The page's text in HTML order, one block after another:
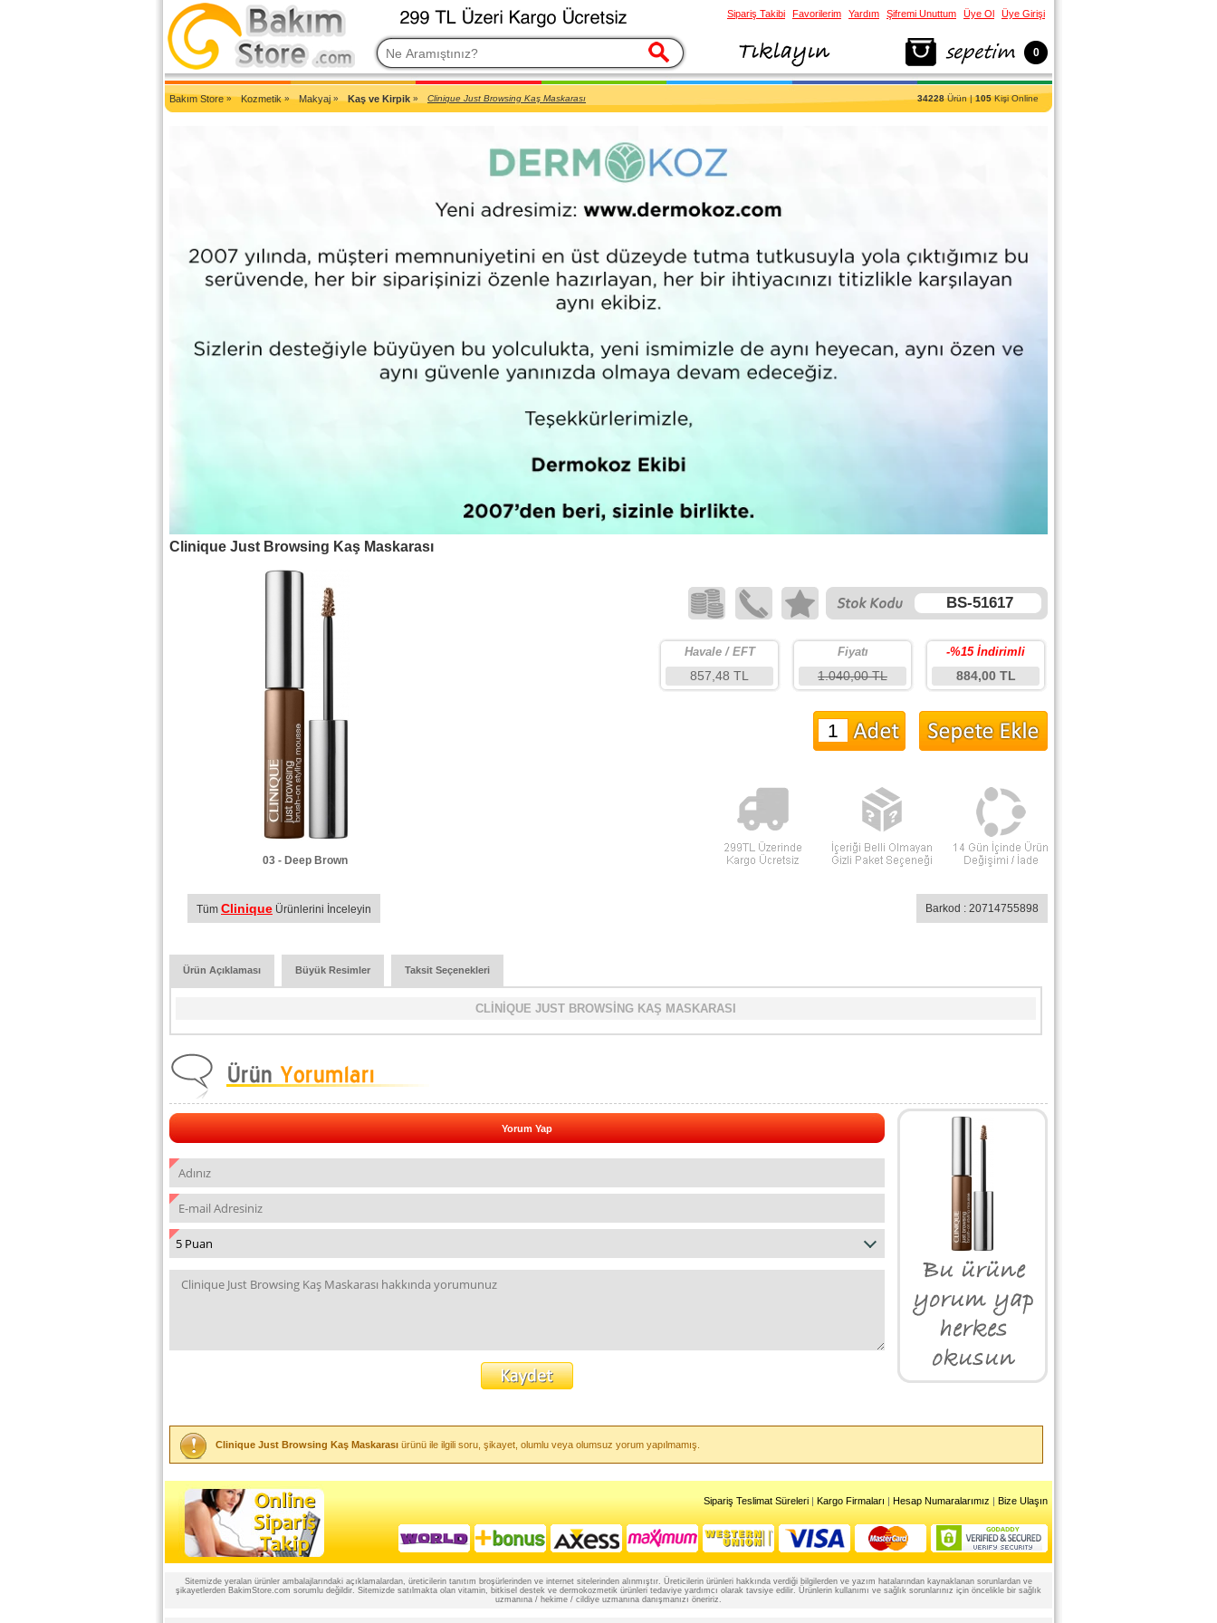
2007'den Beri Türkiye'nin En Güncel Bakım Ürünleri Eczane Sitesi
Bakım Store» Kozmetik» Makyaj » Kaş ve Kirpik » Clinique Just Browsing Kaş Maskarası 34228Ürün |105Kişi Online
Clinique Just Browsing Kaş Maskarası
03 - Deep Brown
BS-51617
-%15 İndirimli
884,00 TL
Fiyatı
1.040,00 TL
Havale / EFT
857,48 TL
Tüm Clinique Ürünlerini İnceleyin Barkod : 20714755898
Ürün Açıklaması Büyük Resimler Taksit Seçenekleri
CLİNİQUE JUST BROWSİNG KAŞ MASKARASI
Yorum Yap
Clinique Just Browsing Kaş Maskarası ürünü ile ilgili soru, şikayet, olumlu veya olumsuz yorum yapılmamış.
Sipariş Teslimat Süreleri | Kargo Firmaları | Hesap Numaralarımız | Bize Ulaşın
Sitemizde yeralan ürünler ambalajlarındaki açıklamalardan, üreticilerin tanıtım broşürlerinden ve internet sitelerinden alınmıştır. Üreticilerin ürünleri hakkında verdiği bilgilerden ve yazım hatalarından kaynaklanan sorunlardan ve
şikayetlerden BakimStore.com sorumlu değildir. Sitemizde satılmakta olan vitamin, bitkisel destek ve dermokozmetik ürünleri tedaviye yardımcı olarak tavsiye edilir. Ürünlerin kullanımı ve sağlık sorunlarınız için öncelikle bir sağlık
uzmanına / hekime / cildiye uzmanına danışmanızı öneririz.
Sipariş Takibi Favorilerim Yardım Şifremi Unuttum Üye Ol Üye Girişi
0